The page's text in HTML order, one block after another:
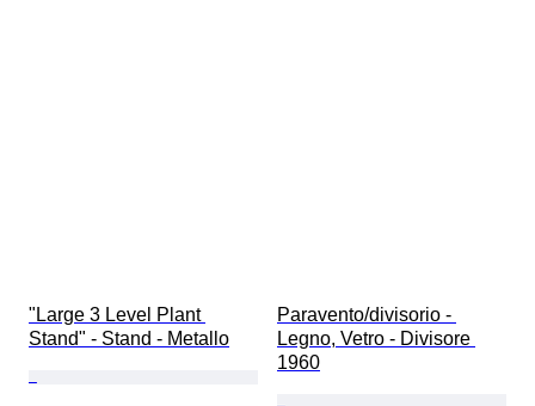
"Large 3 Level Plant
Stand" - Stand - Metallo
Paravento/divisorio -
Legno, Vetro - Divisore
1960